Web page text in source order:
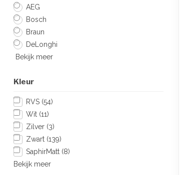
AEG
Bosch
Braun
DeLonghi
Bekijk meer
Kleur
RVS (54)
Wit (11)
Zilver (3)
Zwart (139)
SaphirMatt (8)
Bekijk meer